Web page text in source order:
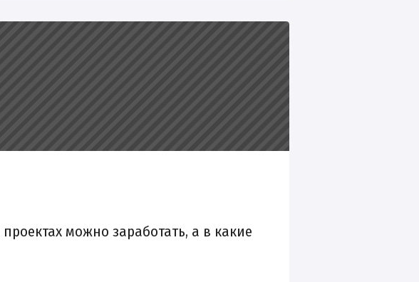
можно заработать, а в какие